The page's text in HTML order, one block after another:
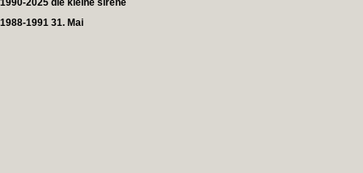
1990-2025 die kleine sirene
1988-1991 31. Mai